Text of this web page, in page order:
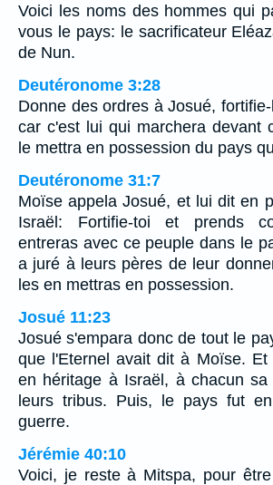
Voici les noms des hommes qui
vous le pays: le sacrificateur
de Nun.
Deutéronome 3:28
Donne des ordres à Josué,
car c'est lui qui marchera devant
le mettra en possession du pays
Deutéronome 31:7
Moïse appela Josué, et lui dit en
Israël: Fortifie-toi et prends
entreras avec ce peuple dans le
a juré à leurs pères de leur
les en mettras en possession.
Josué 11:23
Josué s'empara donc de tout le
que l'Eternel avait dit à Moïse. Et
en héritage à Israël, à chacun sa
leurs tribus. Puis, le pays fut
guerre.
Jérémie 40:10
Voici, je reste à Mitspa, pour